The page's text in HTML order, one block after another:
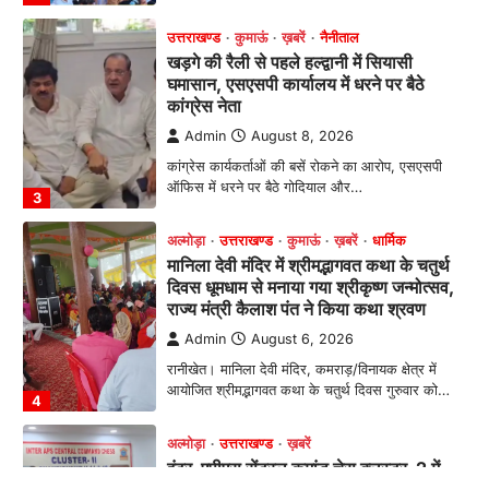
4
अल्मोड़ा उत्तराखण्ड कुमाऊं ख़बरें
मानिला देवी मंदिर में श्रीमद्भागवत कथा के चतुर्थ
दिवस धूमधाम से मनाया गया श्रीकृष्ण जन्मोत्सव,
राज्य मंत्री कैलाश पंत ने किया कथा श्रवण
Admin August 6, 2026
रानीखेत। मानिला देवी मंदिर, कमराड़/विनायक क्षेत्र में
आयोजित श्रीमद्भागवत कथा के चतुर्थ दिवस गुरुवार को…
1
अल्मोड़ा उत्तराखण्ड ख़बरें
इंटर-एपीएस सेंट्रल कमांड चेस क्लस्टर-2 में
याग्यिका कुंद्रा ने लहराया परचम, अंडर-14 वर्ग
में हासिल किया प्रथम स्थान
Admin August 8, 2026
रानीखेत। आर्मी पब्लिक स्कूल रानीखेत की प्रतिभाशाली
छात्रा याग्यिका कुंद्रा ने अपनी शानदार शतरंज प्रतिभा…
उत्तराखण्ड कुमाऊं ख़बरें
हल्द्वानी में खड़गे का हुंकार, नौकरियों से लेकर